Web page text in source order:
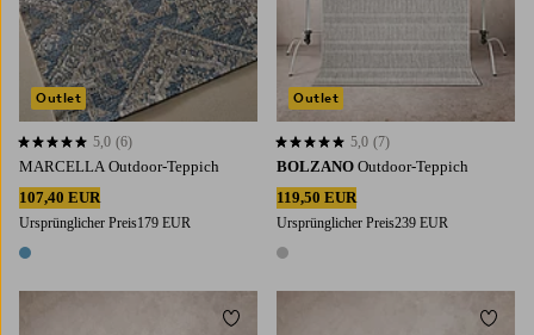
MARCELLA Outdoor-Teppich
107,40 EUR
Ursprünglicher Preis179 EUR
1 Farbe
5,0 basierend auf 6 Bewertungen
5,0 (6)
Outlet
BOLZANO Outdoor-Teppich
119,50 EUR
Ursprünglicher Preis239 EUR
1 Farbe
5,0 basierend auf 7 Bewertungen
5,0 (7)
Outlet
Zu Favoriten hinzufügen Zu